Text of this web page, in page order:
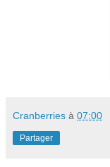
Cranberries à 07:00
Partager